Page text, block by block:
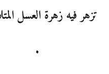
تزهر فيه زهرة العسل
.